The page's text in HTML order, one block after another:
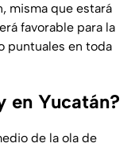
misma que estará
favorable para la
puntuales en toda
en Yucatán?
de la ola de